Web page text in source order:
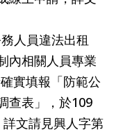
人員違法出租
內相關人員專業
實填報「防範公
查表」，於109
文請見興人字第